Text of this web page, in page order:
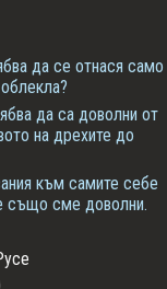
да се отнася само
да са доволни от
на дрехите до
към самите себе
също сме доволни.